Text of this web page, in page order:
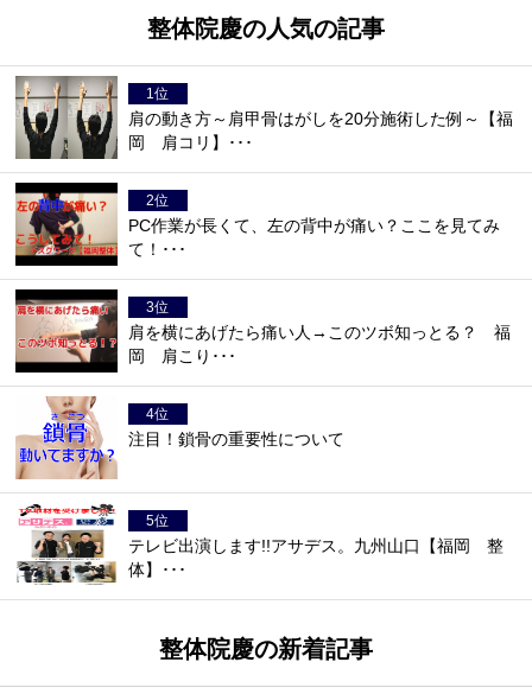
整体院慶の人気の記事
肩の動き方～肩甲骨はがしを20分施術した例～【福
岡 肩コリ】･･･
PC作業が長くて、左の背中が痛い？ここを見てみ
て！･･･
肩を横にあげたら痛い人→このツボ知っとる？ 福
岡 肩こり･･･
注目！鎖骨の重要性について
テレビ出演します!!アサデス。九州山口【福岡 整
体】･･･
整体院慶の新着記事